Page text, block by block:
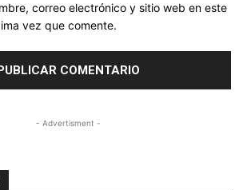
correo electrónico y sitio web en este
vez que comente.
- Advertisment -